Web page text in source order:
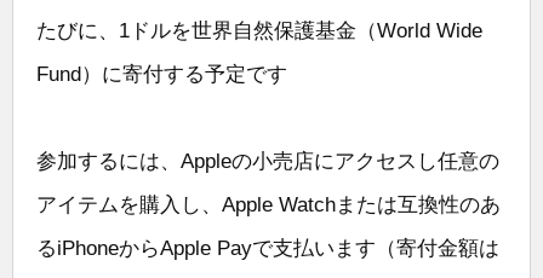
たびに、1ドルを世界自然保護基金（World Wide
Fund）に寄付する予定です
参加するには、Appleの小売店にアクセスし任意の
アイテムを購入し、Apple Watchまたは互換性のあ
るiPhoneからApple Payで支払います（寄付金額は